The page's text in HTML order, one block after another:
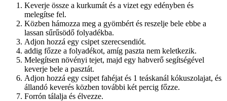
Keverje össze a kurkumát és a vizet egy edényben és
melegítse fel.
Közben hámozza meg a gyömbért és reszelje bele ebbe a
lassan sűrűsödő folyadékba.
Adjon hozzá egy csipet szerecsendiót.
addig főzze a folyadékot, amíg paszta nem keletkezik.
Melegítsen növényi tejet, majd egy habverő segítségével
keverje bele a pasztát.
Adjon hozzá egy csipet fahéjat és 1 teáskanál kókuszolajat, és
állandó keverés közben további két percig főzze.
Forrón tálalja és élvezze.